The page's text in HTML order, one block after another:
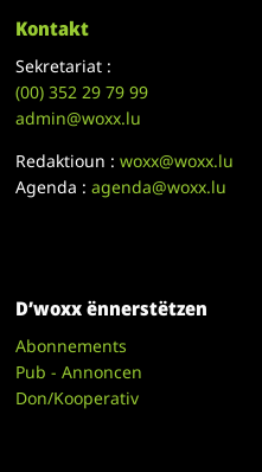
Kontakt
Sekretariat :
(00)352 29 79 99
admin@woxx.lu
Redaktioun :woxx@woxx.lu
Agenda :agenda@woxx.lu
D’woxx ënnerstëtzen
Abonnements
Pub - Annoncen
Don/Kooperativ